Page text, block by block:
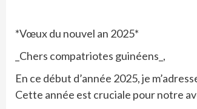
*Vœux du nouvel an 2025*
_Chers compatriotes guinéens_,
En ce début d’année 2025, je
Cette année est cruciale pour notre